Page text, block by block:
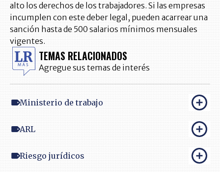
alto los derechos de los trabajadores. Si las empresas
incumplen con este deber legal, pueden acarrear una
sanción hasta de 500 salarios mínimos mensuales
vigentes.
TEMAS RELACIONADOS
Agregue sus temas de interés
Ministerio de trabajo
ARL
Riesgo jurídicos